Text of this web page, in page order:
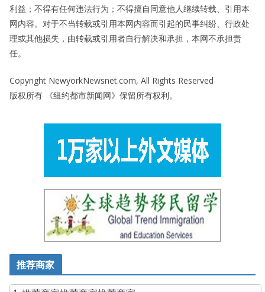
利益；不得有任何违法行为；不得擅自同意他人继续转载、引用本
网内容。对于不当转载或引用本网内容而引起的民事纠纷、行政处
理或其他损失，由转载或引用者自行解决和承担，本网不承担责
任。
Copyright NewyorkNewsnet.com, All Rights Reserved
版权所有 《纽约都市新闻网》保留所有权利。
推荐商家